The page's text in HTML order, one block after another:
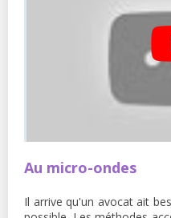
Au micro-ondes
Il arrive qu'un avocat ait